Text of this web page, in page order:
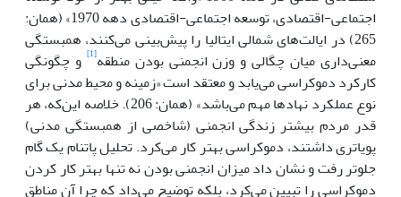
اجتماعی-اقتصادی، توسعه اجتماعی-اقتصادی دهه 1970» (همان:
265) در ایالت‌های شمالی ایتالیا را پیش‌بینی می‌کنند، همبستگی
معنی‌داری میان چگالی و وزن انجمنی بودن منطقه[1]
و چگونگی
کارکرد دموکراسی می‌یابد و معتقد است «زمینه و محیط مدنی برای
نوع عملکرد نهادها مهم می‌باشد» (همان: 206). خلاصه این‌که، هر
قدر مردم بیشتر زندگی انجمنی (شاخصی از همبستگی مدنی)
پویاتری داشتند، دموکراسی بهتر کار می‌کرد. تحلیل پاتنام یک گام
جلوتر رفت و نشان داد میزان انجمنی بودن نه تنها بهتر کار کردن
دموکراسی را تبیین می‌کرد، بلکه توضیح می‌داد که چرا آن مناطق